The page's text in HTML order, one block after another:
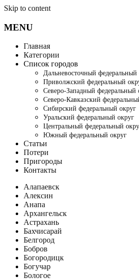
Skip to content
MENU
Главная
Категории
Список городов
Дальневосточный федеральный
Приволжский федеральный
Северо-Западный федеральный
Северо-Кавказский
Сибирский федеральный округ
Уральский федеральный округ
Центральный федеральный
Южный федеральный округ
Статьи
Потери
Пригороды
Контакты
Алапаевск
Алексин
Анапа
Архангельск
Астрахань
Бахчисарай
Белгород
Бобров
Богородицк
Богучар
Бологое